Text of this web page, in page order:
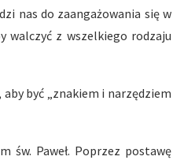
nas do zaangażowania się w
walczyć z wszelkiego rodzaju
być „znakiem i narzędziem
św. Paweł. Poprzez postawę